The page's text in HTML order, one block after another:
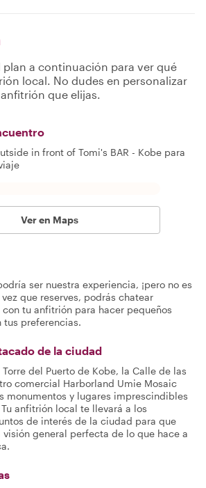
plan a continuación para ver qué
local. No dudes en personalizar
que elijas.
in front of Tomi's BAR - Kobe para
Ver en Maps
ser nuestra experiencia, ¡pero no es
que reserves, podrás chatear
tu anfitrión para hacer pequeños
tus preferencias.
de la ciudad
del Puerto de Kobe, la Calle de las
comercial Harborland Umie Mosaic
monumentos y lugares imprescindibles
anfitrión local te llevará a los
de interés de la ciudad para que
visión general perfecta de lo que hace a